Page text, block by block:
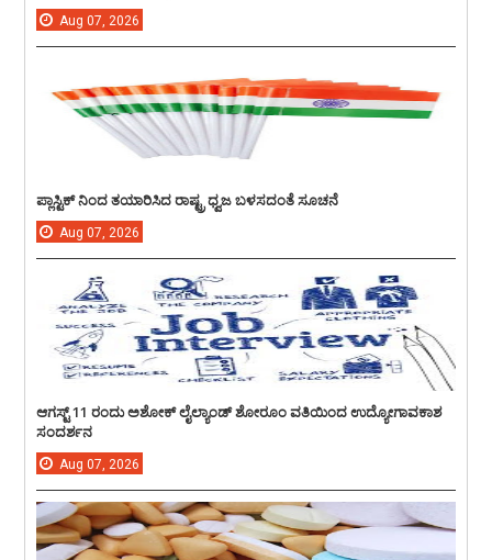
Aug 07, 2026
ಪ್ಲಾಸ್ಟಿಕ್ ನಿಂದ ತಯಾರಿಸಿದ ರಾಷ್ಟ್ರ ಧ್ವಜ ಬಳಸದಂತೆ ಸೂಚನೆ
Aug 07, 2026
ಆಗಸ್ಟ್ 11 ರಂದು ಅಶೋಕ್ ಲೈಲ್ಯಾಂಡ್ ಶೋರೂಂ ವತಿಯಿಂದ ಉದ್ಯೋಗಾವಕಾಶ
ಸಂದರ್ಶನ
Aug 07, 2026